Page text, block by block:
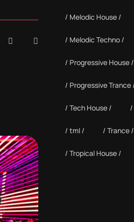
Melodic House
Melodic Techno
Progressive House
Progressive Trance
Tech House
tml Trance
Tropical House